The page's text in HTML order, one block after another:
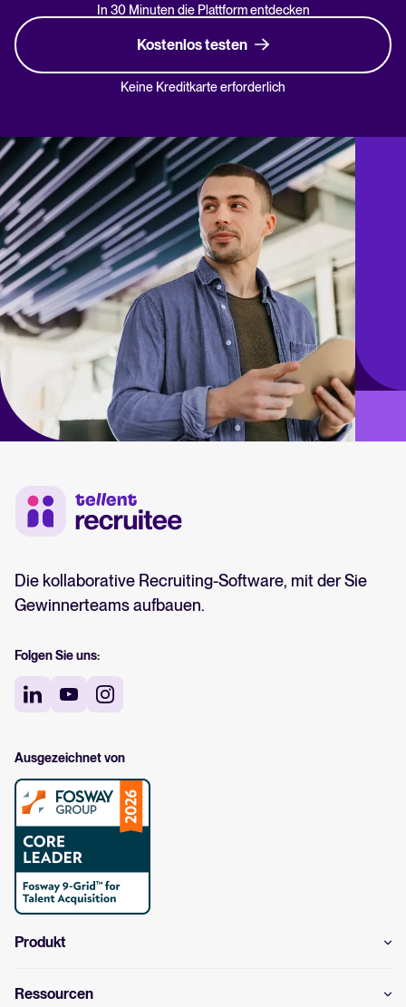
In 30 Minuten die Plattform entdecken
Kostenlos testen
Keine Kreditkarte erforderlich
Die kollaborative Recruiting-Software, mit der Sie
Gewinnerteams aufbauen.
Folgen Sie uns:
Ausgezeichnet von
Produkt
Ressourcen